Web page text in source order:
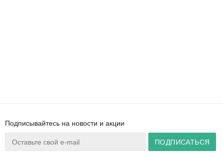
Подписывайтесь на новости и акции